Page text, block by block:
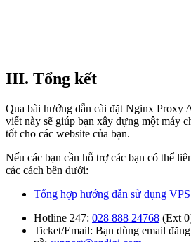
III. Tổng kết
Qua bài hướng dẫn cài đặt Nginx Proxy
viết này sẽ giúp bạn xây dựng một máy
tốt cho các website của bạn.
Nếu các bạn cần hỗ trợ các bạn có thể
các cách bên dưới:
Tổng hợp hướng dẫn sử dụng
Hotline 247: 028 888 24768 (Ext
Ticket/Email: Bạn dùng email